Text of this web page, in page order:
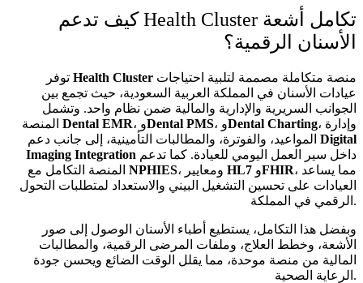
كيف تدعم Health Cluster تكامل أشعة
الأسنان الرقمية؟
Health Cluster
عيادات الأسنان في المملكة العربية السعودية، حيث تجمع بين
الجوانب السريرية والإدارية والمالية ضمن نظام واحد. وتشمل
Dental EMR ، وDental PMS ، وDental Charting، وإدارة
Digital
Imaging Integration
NPHIES HL7 وFHIR، مما يساعد
العيادات على تحسين التشغيل البيني والاستعداد لمتطلبات التحول
الرقمي في المملكة.
وبفضل هذا التكامل، يستطيع أطباء الأسنان الوصول إلى صور
الأشعة، وخطط العلاج، وملفات المرضى الرقمية، والمطالبات
المالية من منصة موحدة، مما يقلل الوقت الضائع ويحسن جودة
الرعاية الصحية.